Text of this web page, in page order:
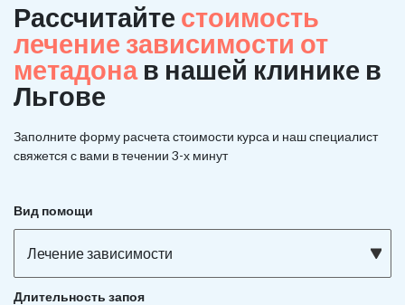
Рассчитайте стоимость
лечение зависимости от
метадона в нашей клинике в
Льгове
Заполните форму расчета стоимости курса и наш специалист
свяжется с вами в течении 3-х минут
Вид помощи
Лечение зависимости
Длительность запоя